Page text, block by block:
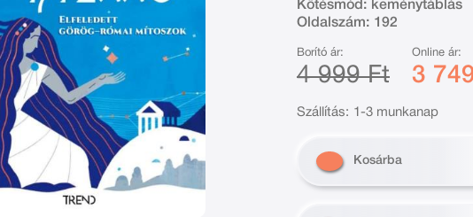
Kötésmód: keménytáblás
Oldalszám: 192
Borító ár:
4 999 Ft
Online ár:
3
Szállítás: 1-3 munkanap
Kosárba